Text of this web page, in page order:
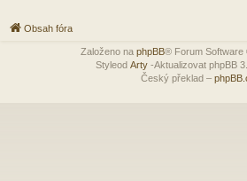
Obsah fóra
Založeno na phpBB® Forum Software
Styleod Arty-Aktualizovat phpBB
Český překlad –